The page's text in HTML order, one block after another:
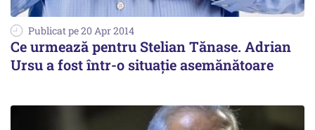
Publicat pe 20 Apr 2014
Ce urmează pentru Stelian Tănase. Adrian
Ursu a fost într-o situație asemănătoare